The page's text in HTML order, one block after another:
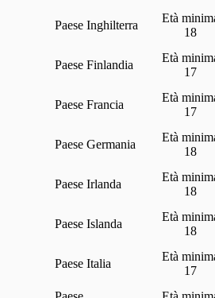
Inghilterra
18
Finlandia
17
Francia
17
Germania
18
Irlanda
18
Islanda
18
Italia
17